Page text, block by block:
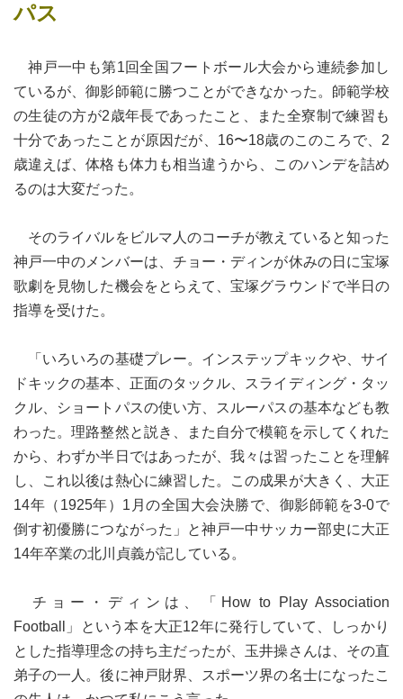
パス
神戸一中も第1回全国フートボール大会から連続参加し
ているが、御影師範に勝つことができなかった。師範学校
の生徒の方が2歳年長であったこと、また全寮制で練習も
十分であったことが原因だが、16〜18歳のこのころで、2
歳違えば、体格も体力も相当違うから、このハンデを詰め
るのは大変だった。
そのライバルをビルマ人のコーチが教えていると知った
神戸一中のメンバーは、チョー・ディンが休みの日に宝塚
歌劇を見物した機会をとらえて、宝塚グラウンドで半日の
指導を受けた。
「いろいろの基礎プレー。インステップキックや、サイ
ドキックの基本、正面のタックル、スライディング・タッ
クル、ショートパスの使い方、スルーパスの基本なども教
わった。理路整然と説き、また自分で模範を示してくれた
から、わずか半日ではあったが、我々は習ったことを理解
し、これ以後は熱心に練習した。この成果が大きく、大正
14年（1925年）1月の全国大会決勝で、御影師範を3-0で
倒す初優勝につながった」と神戸一中サッカー部史に大正
14年卒業の北川貞義が記している。
チョー・ディンは、「How to Play Association
Football」という本を大正12年に発行していて、しっかり
とした指導理念の持ち主だったが、玉井操さんは、その直
弟子の一人。後に神戸財界、スポーツ界の名士になったこ